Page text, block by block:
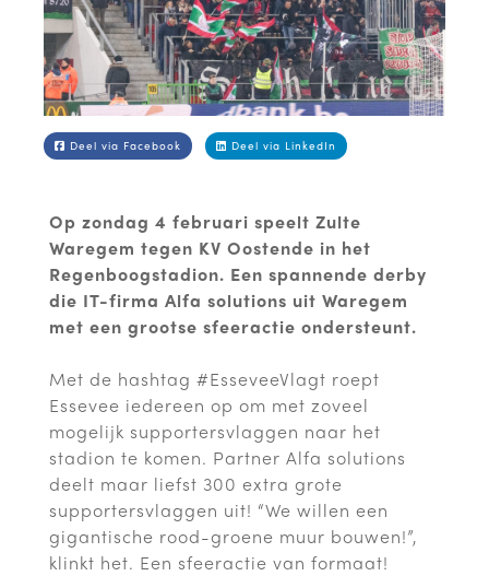
Deel via Facebook Deel via LinkedIn
Op zondag 4 februari speelt Zulte
Waregem tegen KV Oostende in het
Regenboogstadion. Een spannende derby
die IT-firma Alfa solutions uit Waregem
met een grootse sfeeractie ondersteunt.
Met de hashtag #EsseveeVlagt roept
Essevee iedereen op om met zoveel
mogelijk supportersvlaggen naar het
stadion te komen. Partner Alfa solutions
deelt maar liefst 300 extra grote
supportersvlaggen uit! “We willen een
gigantische rood-groene muur bouwen!”,
klinkt het. Een sfeeractie van formaat!